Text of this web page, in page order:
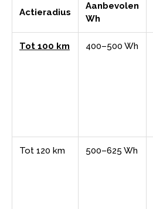
Actieradius
Aanbevolen
Wh
Tot 100 km 400–500 Wh
Tot 120 km 500–625 Wh